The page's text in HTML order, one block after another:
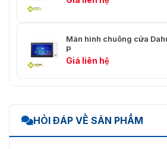
Độ ẩm hoạt động
Tiêu thụ điện năng
độ hoạt
Tổng trọng lượng
Màn hình chuông cửa
P
Giá liên hệ
HỎI ĐÁP VỀ SẢN PHẨM